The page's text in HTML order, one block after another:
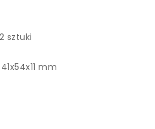
sztuki
mm